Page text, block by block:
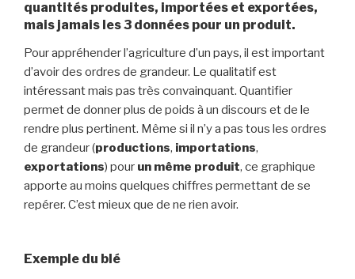
quantités produites, importées et exportées,
mais jamais les 3 données pour un produit.
Pour appréhender l’agriculture d’un pays, il est important
d’avoir des ordres de grandeur. Le qualitatif est
intéressant mais pas très convainquant. Quantifier
permet de donner plus de poids à un discours et de le
rendre plus pertinent. Même si il n’y a pas tous les ordres
de grandeur (productions, importations,
exportations) pour un même produit, ce graphique
apporte au moins quelques chiffres permettant de se
repérer. C’est mieux que de ne rien avoir.
Exemple du blé